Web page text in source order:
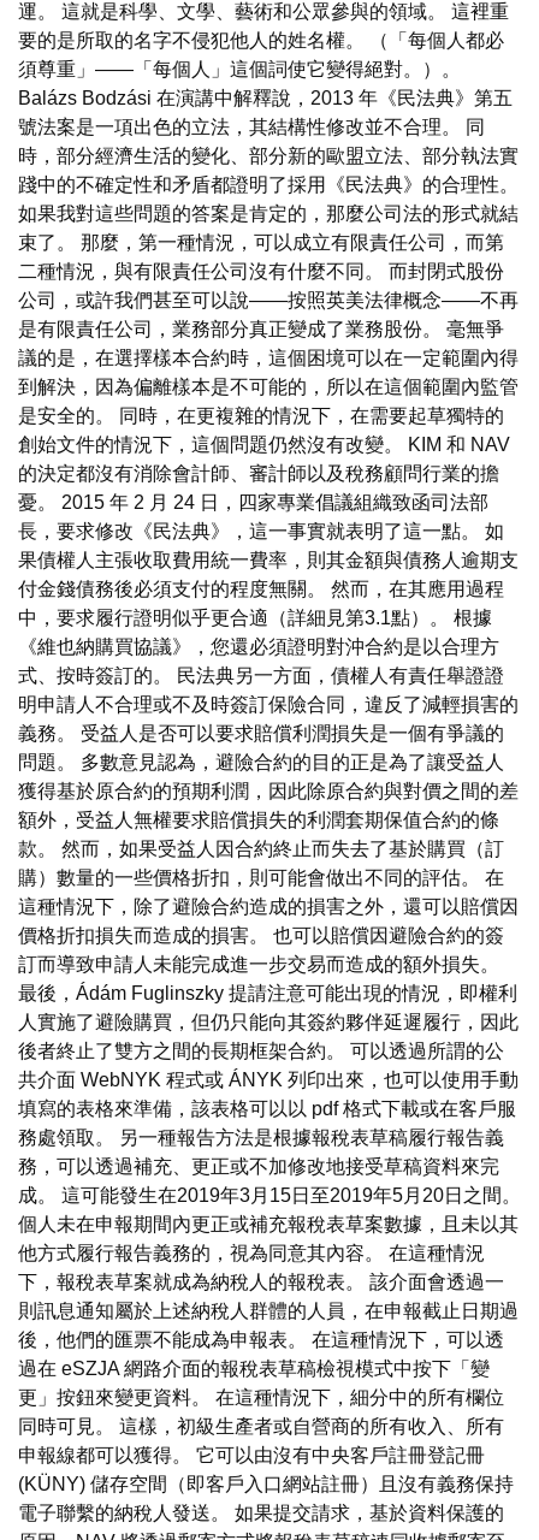
運。 這就是科學、文學、藝術和公眾參與的領域。 這裡重
要的是所取的名字不侵犯他人的姓名權。 （「每個人都必
須尊重」——「每個人」這個詞使它變得絕對。）。
Balázs Bodzási 在演講中解釋說，2013 年《民法典》第五
號法案是一項出色的立法，其結構性修改並不合理。 同
時，部分經濟生活的變化、部分新的歐盟立法、部分執法實
踐中的不確定性和矛盾都證明了採用《民法典》的合理性。
如果我對這些問題的答案是肯定的，那麼公司法的形式就結
束了。 那麼，第一種情況，可以成立有限責任公司，而第
二種情況，與有限責任公司沒有什麼不同。 而封閉式股份
公司，或許我們甚至可以說——按照英美法律概念——不再
是有限責任公司，業務部分真正變成了業務股份。 毫無爭
議的是，在選擇樣本合約時，這個困境可以在一定範圍內得
到解決，因為偏離樣本是不可能的，所以在這個範圍內監管
是安全的。 同時，在更複雜的情況下，在需要起草獨特的
創始文件的情況下，這個問題仍然沒有改變。 KIM 和 NAV
的決定都沒有消除會計師、審計師以及稅務顧問行業的擔
憂。 2015 年 2 月 24 日，四家專業倡議組織致函司法部
長，要求修改《民法典》，這一事實就表明了這一點。 如
果債權人主張收取費用統一費率，則其金額與債務人逾期支
付金錢債務後必須支付的程度無關。 然而，在其應用過程
中，要求履行證明似乎更合適（詳細見第3.1點）。 根據
《維也納購買協議》，您還必須證明對沖合約是以合理方
式、按時簽訂的。 民法典另一方面，債權人有責任舉證證
明申請人不合理或不及時簽訂保險合同，違反了減輕損害的
義務。 受益人是否可以要求賠償利潤損失是一個有爭議的
問題。 多數意見認為，避險合約的目的正是為了讓受益人
獲得基於原合約的預期利潤，因此除原合約與對價之間的差
額外，受益人無權要求賠償損失的利潤套期保值合約的條
款。 然而，如果受益人因合約終止而失去了基於購買（訂
購）數量的一些價格折扣，則可能會做出不同的評估。 在
這種情況下，除了避險合約造成的損害之外，還可以賠償因
價格折扣損失而造成的損害。 也可以賠償因避險合約的簽
訂而導致申請人未能完成進一步交易而造成的額外損失。
最後，Ádám Fuglinszky 提請注意可能出現的情況，即權利
人實施了避險購買，但仍只能向其簽約夥伴延遲履行，因此
後者終止了雙方之間的長期框架合約。 可以透過所謂的公
共介面 WebNYK 程式或 ÁNYK 列印出來，也可以使用手動
填寫的表格來準備，該表格可以以 pdf 格式下載或在客戶服
務處領取。 另一種報告方法是根據報稅表草稿履行報告義
務，可以透過補充、更正或不加修改地接受草稿資料來完
成。 這可能發生在2019年3月15日至2019年5月20日之間。
個人未在申報期間內更正或補充報稅表草案數據，且未以其
他方式履行報告義務的，視為同意其內容。 在這種情況
下，報稅表草案就成為納稅人的報稅表。 該介面會透過一
則訊息通知屬於上述納稅人群體的人員，在申報截止日期過
後，他們的匯票不能成為申報表。 在這種情況下，可以透
過在 eSZJA 網路介面的報稅表草稿檢視模式中按下「變
更」按鈕來變更資料。 在這種情況下，細分中的所有欄位
同時可見。 這樣，初級生產者或自營商的所有收入、所有
申報線都可以獲得。 它可以由沒有中央客戶註冊登記冊
(KÜNY) 儲存空間（即客戶入口網站註冊）且沒有義務保持
電子聯繫的納稅人發送。 如果提交請求，基於資料保護的